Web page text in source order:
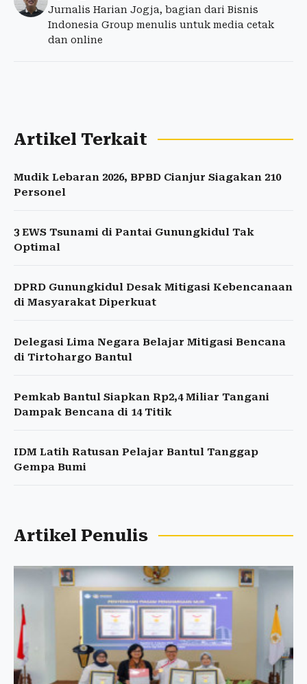
Jurnalis Harian Jogja, bagian dari Bisnis
Indonesia Group menulis untuk media cetak
dan online
Artikel Terkait
Mudik Lebaran 2026, BPBD Cianjur Siagakan 210
Personel
3 EWS Tsunami di Pantai Gunungkidul Tak
Optimal
DPRD Gunungkidul Desak Mitigasi Kebencanaan
di Masyarakat Diperkuat
Delegasi Lima Negara Belajar Mitigasi Bencana
di Tirtohargo Bantul
Pemkab Bantul Siapkan Rp2,4 Miliar Tangani
Dampak Bencana di 14 Titik
IDM Latih Ratusan Pelajar Bantul Tanggap
Gempa Bumi
Artikel Penulis